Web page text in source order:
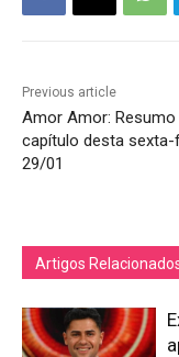
Previous article
Amor Amor: Resumo
capítulo desta sexta-
29/01
Artigos